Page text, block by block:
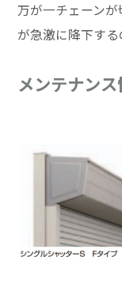
万が一チェーン
が急激に降下す
メンテナン